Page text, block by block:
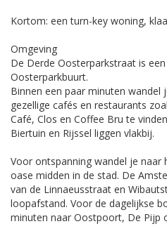
Kortom: een turn-key woning,
Omgeving
De Derde Oosterparkstraat is
Oosterparkbuurt.
Binnen een paar minuten wandel
gezellige cafés en restaurants
Café, Clos en Coffee Bru te
Biertuin en Rijssel liggen vlakbij.
Voor ontspanning wandel je naar
oase midden in de stad. De
van de Linnaeusstraat en
loopafstand. Voor de dagelijkse
minuten naar Oostpoort, De Pijp